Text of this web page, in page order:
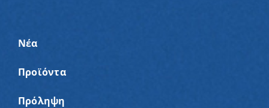
Νέα
Προϊόντα
Πρόληψη